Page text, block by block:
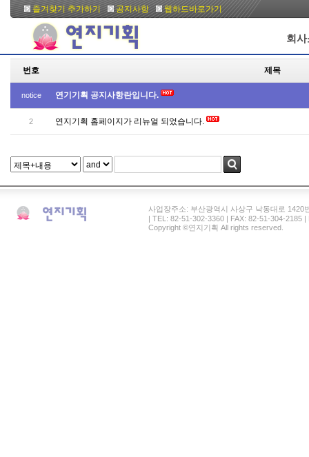
즐겨찾기 추가하기 공지사항 웹하드바로가기
회
번호 제목
notice 연기기획 공지사항란입니다.
2 연지기획 홈페이지가 리뉴얼 되었습니다.
사업장주소: 부산광역시 사상구 낙동대로 1420
| TEL: 82-51-302-3360 | FAX: 82-51-304-2185
Copyright ©연지기획 All rights reserved.